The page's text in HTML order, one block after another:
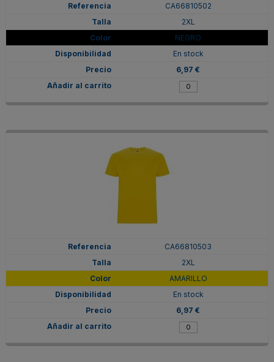
CA66810502
2XL
NEGRO
En stock
6,97 €
CA66810503
2XL
AMARILLO
En stock
6,97 €